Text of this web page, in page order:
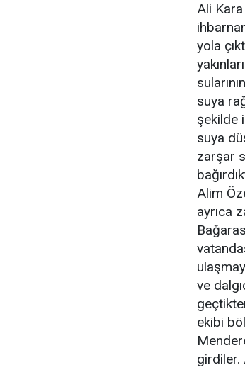
Ali Kara
yola
suya
şekilde
suya
zarşar
Alim
ayrıca
ve
ekibi
girdiler.